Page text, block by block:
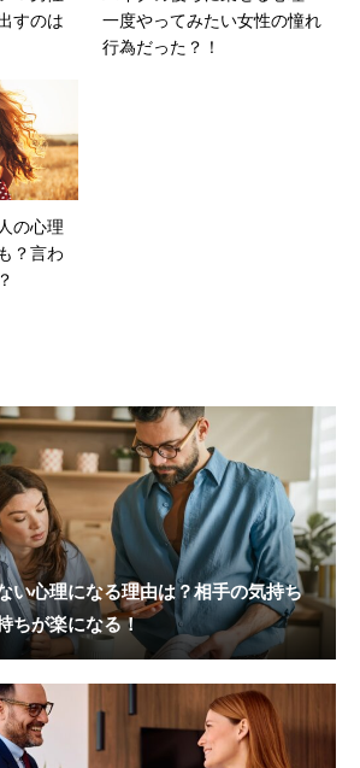
すのは
一度やってみたい女性の憧れ
行為だった？！
の心理
？言わ
い心理になる理由は？相手の気持ち
ちが楽になる！